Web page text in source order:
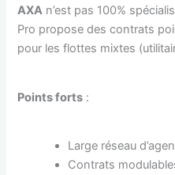
AXA n’est pas 100%
Pro propose des contrats
pour les flottes mixtes
Points forts :
Large réseau
Contrats